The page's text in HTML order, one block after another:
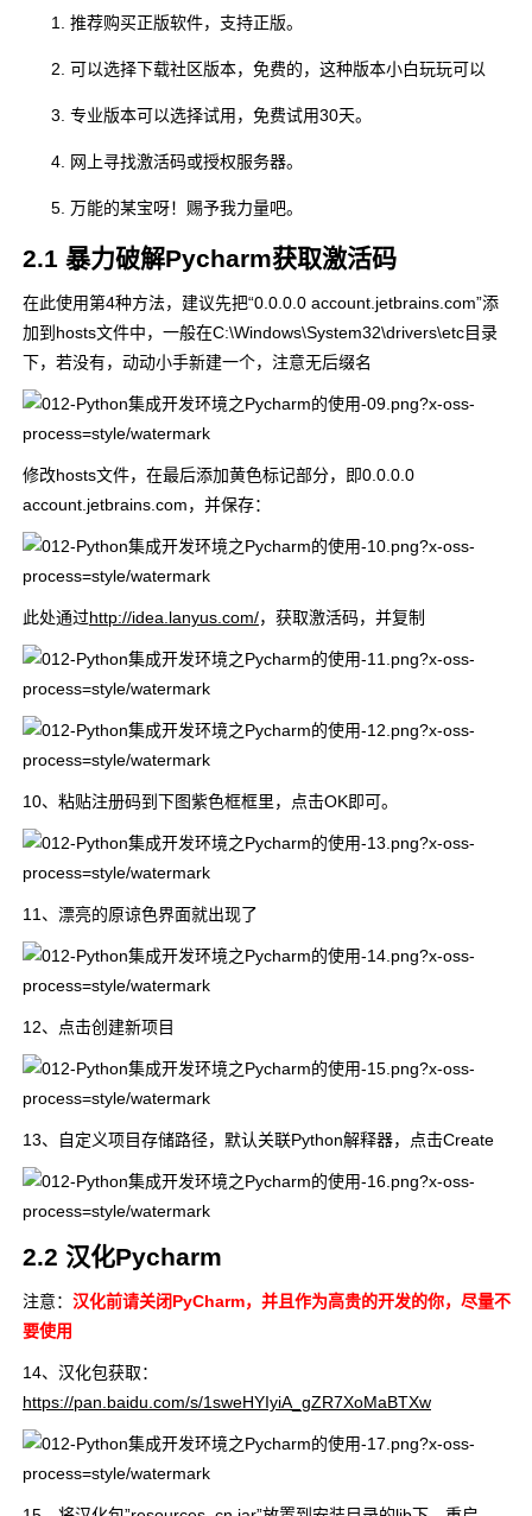
推荐购买正版软件，支持正版。
可以选择下载社区版本，免费的，这种版本小白玩玩可以
专业版本可以选择试用，免费试用30天。
网上寻找激活码或授权服务器。
万能的某宝呀！赐予我力量吧。
2.1 暴力破解Pycharm获取激活码
在此使用第4种方法，建议先把“0.0.0.0 account.jetbrains.com”添
加到hosts文件中，一般在C:\Windows\System32\drivers\etc目录
下，若没有，动动小手新建一个，注意无后缀名
修改hosts文件，在最后添加黄色标记部分，即0.0.0.0
account.jetbrains.com，并保存：
此处通过http://idea.lanyus.com/，获取激活码，并复制
10、粘贴注册码到下图紫色框框里，点击OK即可。
11、漂亮的原谅色界面就出现了
12、点击创建新项目
13、自定义项目存储路径，默认关联Python解释器，点击Create
2.2 汉化Pycharm
注意： 汉化前请关闭PyCharm，并且作为高贵的开发的你，尽量不
要使用
14、汉化包获取：
https://pan.baidu.com/s/1sweHYIyiA_gZR7XoMaBTXw